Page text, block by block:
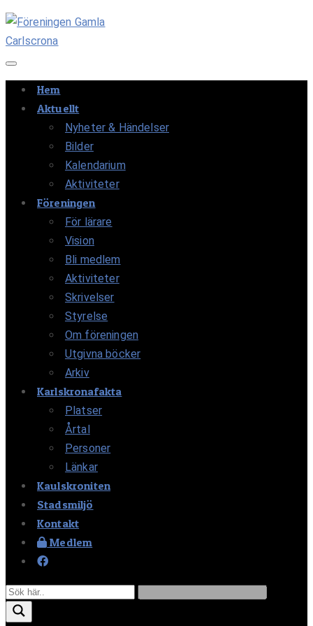
Navigation av/på
Hem
Aktuellt
Nyheter & Händelser
Bilder
Kalendarium
Aktiviteter
Föreningen
För lärare
Vision
Bli medlem
Aktiviteter
Skrivelser
Styrelse
Om föreningen
Utgivna böcker
Arkiv
Karlskronafakta
Platser
Årtal
Personer
Länkar
Kaulskroniten
Stadsmiljö
Kontakt
Medlem